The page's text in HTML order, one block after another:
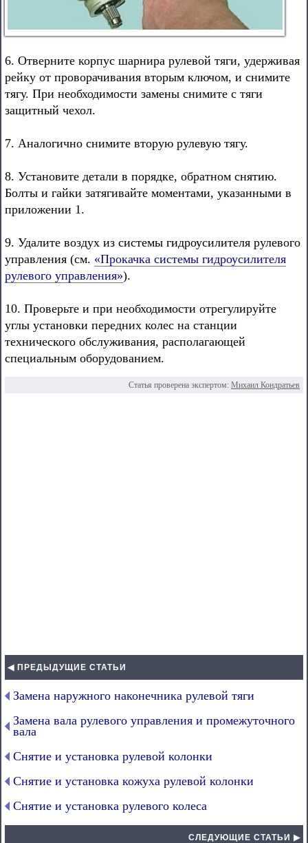
6. Отверните корпус шарнира рулевой тяги, удерживая
рейку от проворачивания вторым ключом, и снимите
тягу. При необходимости замены снимите с тяги
защитный чехол.
7. Аналогично снимите вторую рулевую тягу.
8. Установите детали в порядке, обратном снятию.
Болты и гайки затягивайте моментами, указанными в
приложении 1.
9. Удалите воздух из системы гидроусилителя рулевого
управления (см. «Прокачка системы гидроусилителя
рулевого управления»).
10. Проверьте и при необходимости отрегулируйте
углы установки передних колес на станции
технического обслуживания, располагающей
специальным оборудованием.
Статья проверена экспертом: Михаил Кондратьев
◀ ПРЕДЫДУЩИЕ СТАТЬИ
Замена наружного наконечника рулевой тяги
Замена вала рулевого управления и промежуточного
вала
Снятие и установка рулевой колонки
Снятие и установка кожуха рулевой колонки
Снятие и установка рулевого колеса
СЛЕДУЮЩИЕ СТАТЬИ ▶